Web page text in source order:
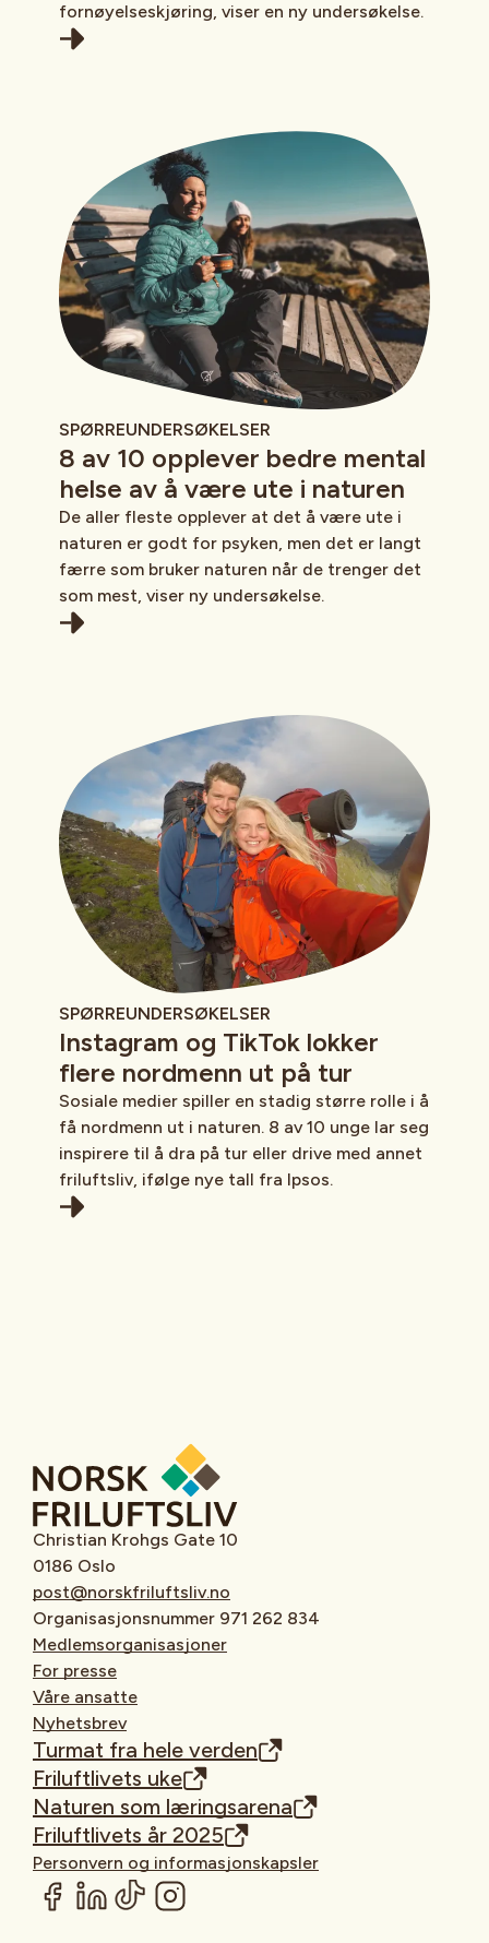
fornøyelseskjøring, viser en ny undersøkelse.
SPØRREUNDERSØKELSER
8 av 10 opplever bedre mental
helse av å være ute i naturen
De aller fleste opplever at det å være ute i
naturen er godt for psyken, men det er langt
færre som bruker naturen når de trenger det
som mest, viser ny undersøkelse.
SPØRREUNDERSØKELSER
Instagram og TikTok lokker
flere nordmenn ut på tur
Sosiale medier spiller en stadig større rolle i å
få nordmenn ut i naturen. 8 av 10 unge lar seg
inspirere til å dra på tur eller drive med annet
friluftsliv, ifølge nye tall fra Ipsos.
Christian Krohgs Gate 10
0186 Oslo
post@norskfriluftsliv.no
Organisasjonsnummer 971 262 834
Medlemsorganisasjoner
For presse
Våre ansatte
Nyhetsbrev
Turmat fra hele verden
Friluftlivets uke
Naturen som læringsarena
Friluftlivets år 2025
Personvern og informasjonskapsler